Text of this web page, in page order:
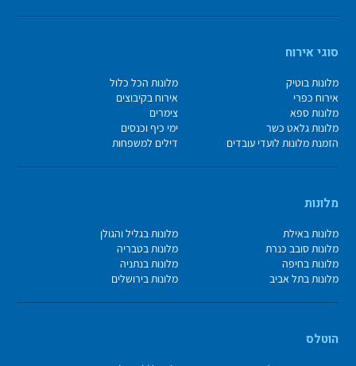
סוגי אירוח
מלונות בוטיק
מלונות הכל כלול
אירוח כפרי
אירוח בקיבוצים
מלונות ספא
צימרים
מלונות גלאט כשר
ימי כיף וכנסים
הזמנת מלונות לועדי עובדים
דילים למשפחות
מלונות
מלונות באילת
מלונות בגליל והגולן
מלונות סובב כנרת
מלונות בטבריה
מלונות בחיפה
מלונות בנתניה
מלונות בתל אביב
מלונות בירושלים
הוטלס